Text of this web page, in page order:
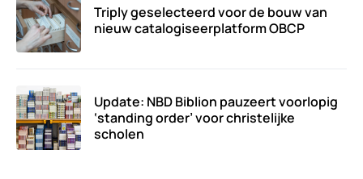
Triply geselecteerd voor de bouw van
nieuw catalogiseerplatform OBCP
Update: NBD Biblion pauzeert voorlopig
‘standing order’ voor christelijke
scholen